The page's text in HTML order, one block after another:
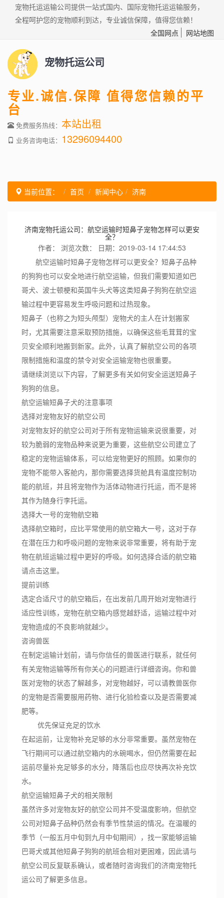
宠物托运运输公司提供一站式国内、国际宠物托运运输服务，
全程呵护您的宠物顺利到达，专业诚信保障，值得您信赖！
全国网点
网站地图
宠物托运公司
专业.诚信.保障 值得您信赖的平
台
免费服务热线： 本站出租
业务咨询电话： 13296094400
当前位置： 首页 新闻中心 济南
济南宠物托运公司：航空运输时短鼻子宠物怎样可以更安
全？
作者：
浏览次数：
日期：2019-03-14 17:44:53
航空运输时短鼻子宠物怎样可以更安全？短鼻子品种
的狗狗也可以安全地进行航空运输，但我们需要知道如巴
哥犬、波士顿梗和英国牛头犬等这类短鼻子狗狗在航空运
输过程中更容易发生呼吸问题和过热现象。
短鼻子（也称之为短头颅型）宠物犬的主人在计划搬家
时，尤其需要注意采取预防措施，以确保这些毛茸茸的宝
贝安全顺利地搬到新家。此外，认真了解航空公司的各项
限制措施和温度的禁令对安全运输宠物也很重要。
请继续浏览以下内容，了解更多有关如何安全运送短鼻子
狗狗的信息。
航空运输短鼻子犬的注意事项
选择对宠物友好的航空公司
对宠物友好的航空公司对于所有宠物运输来说很重要，对
较为脆弱的宠物品种来说更为重要，这些航空公司建立了
稳定的宠物运输体系，可以给宠物更好的照顾。如果你的
宠物不能带入客舱内，那你需要选择货舱具有温度控制功
能的航班，并且将宠物作为活体动物进行托运，而不是将
其作为随身行李托运。
选择大一号的宠物航空箱
选择航空箱时，应比平常使用的航空箱大一号，这对于存
在潜在压力和呼吸问题的宠物来说非常重要，将有助于宠
物在航班运输过程中更好的呼吸。如何选择合适的航空箱
请点击这里。
提前训练
选定合适尺寸的航空箱后，在出发前几周开始对宠物进行
适应性训练，宠物在航空箱内感觉越舒适，运输过程中对
宠物造成的不良影响就越少。
咨询兽医
在制定运输计划前，请与你信任的兽医进行联系，就任何
有关宠物运输等所有你关心的问题进行详细咨询。你和兽
医对宠物的状态了解越多，对宠物越好，可以请教兽医你
的宠物是否需要服用药物、进行化验检查以及是否需要减
肥等。
优先保证充足的饮水
在起运前，让宠物补充足够的水分非常重要。虽然宠物在
飞行期间可以通过航空箱内的水碗喝水，但仍然需要在起
运前尽量补充足够多的水分，降落后也应尽快再次补充饮
水。
航空运输短鼻子犬的相关限制
虽然许多对宠物友好的航空公司并不受温度影响，但航空
公司对短鼻子品种仍然会有季节性禁运的情况。在温暖的
季节（一般五月中旬到九月中旬期间），找一家能够运输
巴哥犬或其他短鼻子狗狗的航班会相对更困难，因此请与
航空公司反复联系确认，或者随时咨询我们的济南宠物托
运公司了解更多信息。